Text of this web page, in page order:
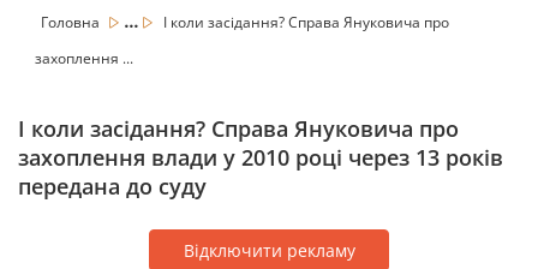
Головна ...
І коли засідання? Справа Януковича про
захоплення ...
І коли засідання? Справа Януковича про
захоплення влади у 2010 році через 13 років
передана до суду
Відключити рекламу